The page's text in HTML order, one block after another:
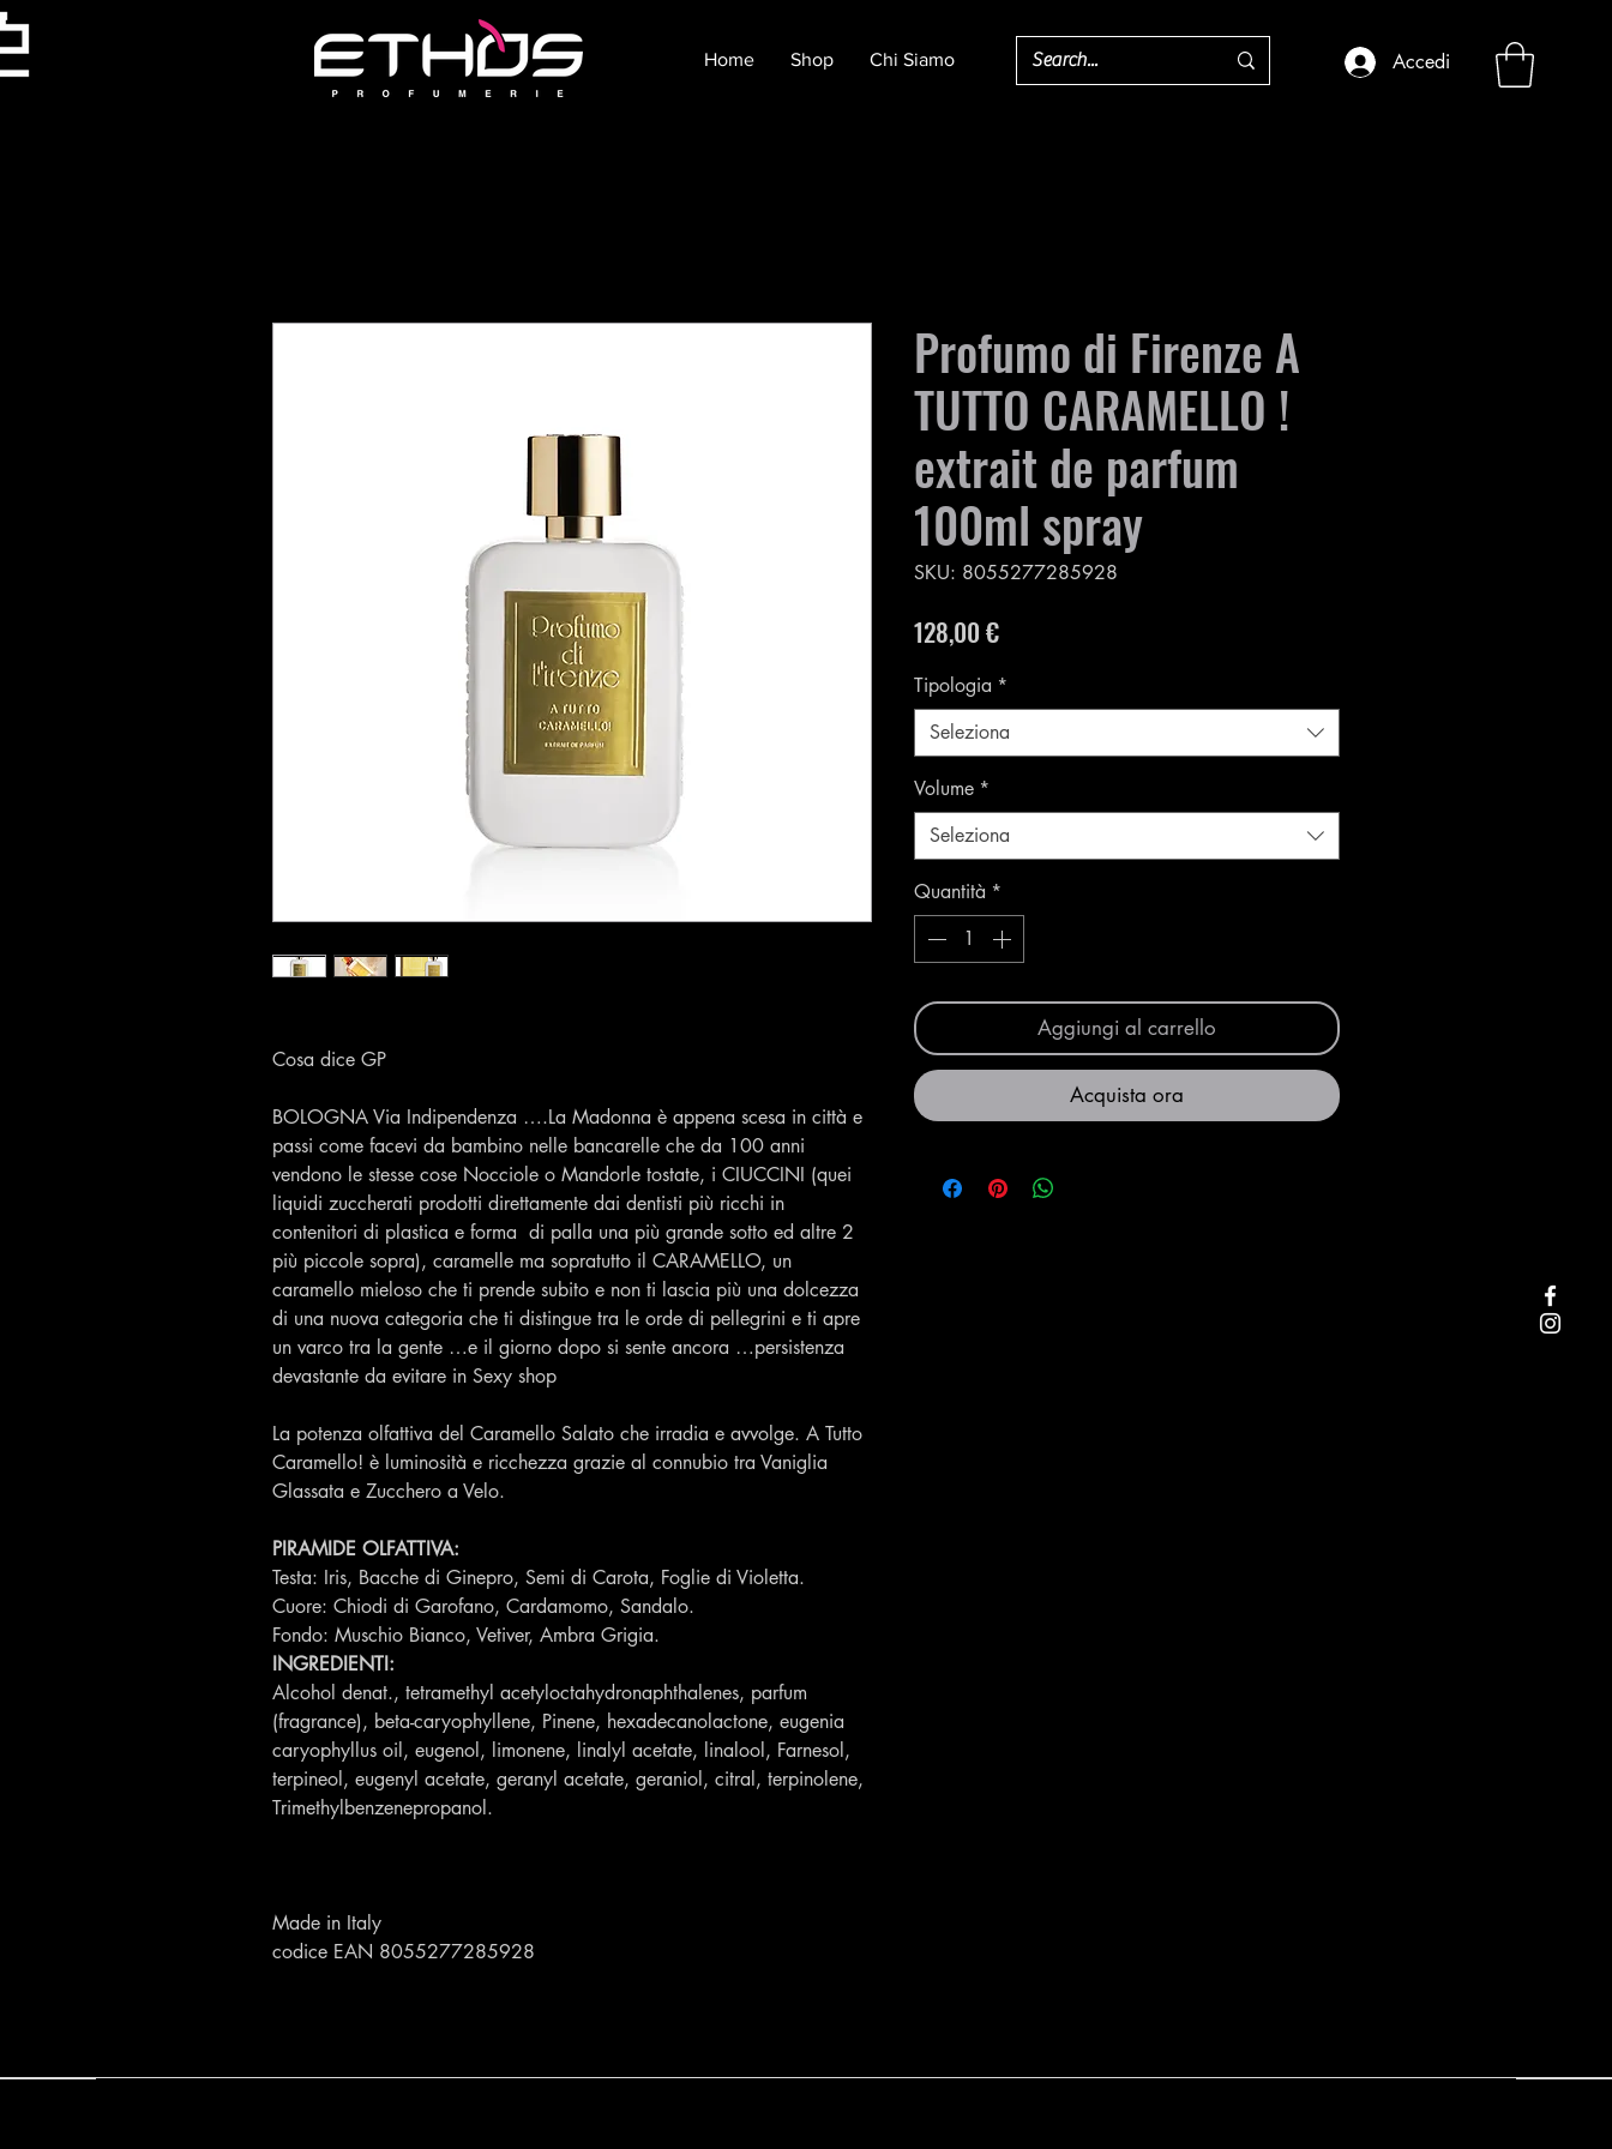
Home Shop Chi Siamo Accedi
Cosa dice GP
BOLOGNA Via Indipendenza ….La Madonna è appena scesa in città e
passi come facevi da bambino nelle bancarelle che da 100 anni
vendono le stesse cose Nocciole o Mandorle tostate, i CIUCCINI (quei
liquidi zuccherati prodotti direttamente dai dentisti più ricchi in
contenitori di plastica e forma di palla una più grande sotto ed altre 2
più piccole sopra), caramelle ma sopratutto il CARAMELLO, un
caramello mieloso che ti prende subito e non ti lascia più una dolcezza
di una nuova categoria che ti distingue tra le orde di pellegrini e ti apre
un varco tra la gente …e il giorno dopo si sente ancora …persistenza
devastante da evitare in Sexy shop
La potenza olfattiva del Caramello Salato che irradia e avvolge. A Tutto
Caramello! è luminosità e ricchezza grazie al connubio tra Vaniglia
Glassata e Zucchero a Velo.
PIRAMIDE OLFATTIVA:
Testa: Iris, Bacche di Ginepro, Semi di Carota, Foglie di Violetta.
Cuore: Chiodi di Garofano, Cardamomo, Sandalo.
Fondo: Muschio Bianco, Vetiver, Ambra Grigia.
INGREDIENTI:
Alcohol denat., tetramethyl acetyloctahydronaphthalenes, parfum
(fragrance), beta-caryophyllene, Pinene, hexadecanolactone, eugenia
caryophyllus oil, eugenol, limonene, linalyl acetate, linalool, Farnesol,
terpineol, eugenyl acetate, geranyl acetate, geraniol, citral, terpinolene,
Trimethylbenzenepropanol.
Made in Italy
codice EAN 8055277285928
Profumo di Firenze A
TUTTO CARAMELLO !
extrait de parfum
100ml spray
SKU: 8055277285928
128,00 €Prezzo
Tipologia *
Seleziona
Volume *
Seleziona
Quantità *
Aggiungi al carrello
Acquista ora